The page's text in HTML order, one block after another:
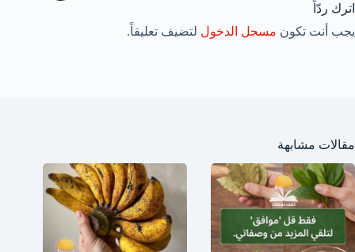
اترك ردّاً
يجب أنت تكون مسجل الدخول لتضيف تعليقاً.
مقالات مشابهة